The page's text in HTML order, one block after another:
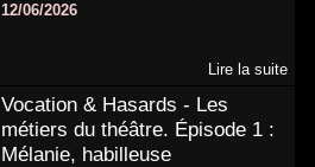
12/06/2026
Lire la suite
Vocation & Hasards - Les
métiers du théâtre. Épisode 1 :
Mélanie, habilleuse